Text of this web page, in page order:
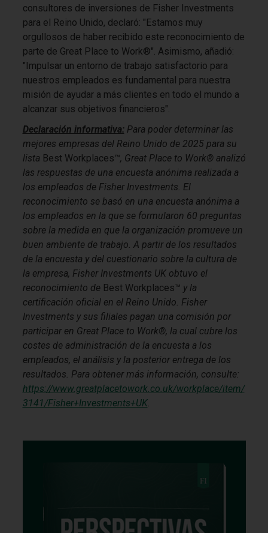
consultores de inversiones de Fisher Investments
para el Reino Unido, declaró: "Estamos muy
orgullosos de haber recibido este reconocimiento de
parte de Great Place to Work®". Asimismo, añadió:
"Impulsar un entorno de trabajo satisfactorio para
nuestros empleados es fundamental para nuestra
misión de ayudar a más clientes en todo el mundo a
alcanzar sus objetivos financieros".
Declaración informativa:Para poder determinar las
mejores empresas del Reino Unido de 2025 para su
lista Best Workplaces™, Great Place to Work® analizó
las respuestas de una encuesta anónima realizada a
los empleados de Fisher Investments. El
reconocimiento se basó en una encuesta anónima a
los empleados en la que se formularon 60 preguntas
sobre la medida en que la organización promueve un
buen ambiente de trabajo. A partir de los resultados
de la encuesta y del cuestionario sobre la cultura de
la empresa, Fisher Investments UK obtuvo el
reconocimiento de Best Workplaces™ y la
certificación oficial en el Reino Unido. Fisher
Investments y sus filiales pagan una comisión por
participar en Great Place to Work®, la cual cubre los
costes de administración de la encuesta a los
empleados, el análisis y la posterior entrega de los
resultados. Para obtener más información, consulte:
https://www.greatplacetowork.co.uk/workplace/item/
3141/Fisher+Investments+UK.